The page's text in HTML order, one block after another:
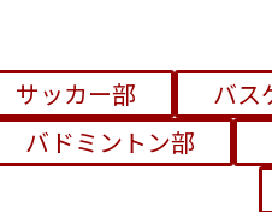
サッカー部 バス
バドミントン部